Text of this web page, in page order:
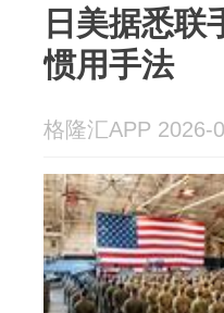
日美据悉联
惯用手法
格隆汇APP 2026-